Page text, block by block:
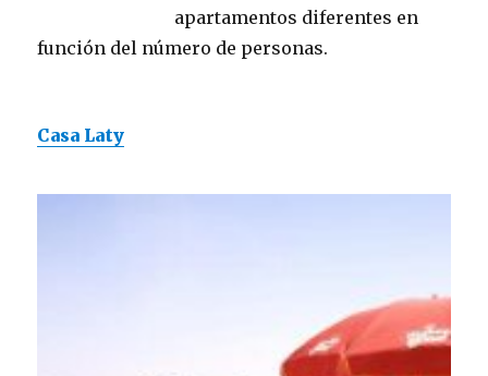
apartamentos diferentes en
función del número de personas.
Casa Laty